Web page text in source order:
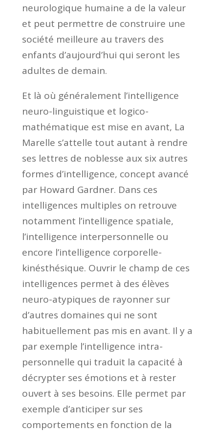
neurologique humaine a de la valeur
et peut permettre de construire une
société meilleure au travers des
enfants d’aujourd’hui qui seront les
adultes de demain.
Et là où généralement l’intelligence
neuro-linguistique et logico-
mathématique est mise en avant, La
Marelle s’attelle tout autant à rendre
ses lettres de noblesse aux six autres
formes d’intelligence, concept avancé
par Howard Gardner. Dans ces
intelligences multiples on retrouve
notamment l’intelligence spatiale,
l’intelligence interpersonnelle ou
encore l’intelligence corporelle-
kinésthésique. Ouvrir le champ de ces
intelligences permet à des élèves
neuro-atypiques de rayonner sur
d’autres domaines qui ne sont
habituellement pas mis en avant. Il y a
par exemple l’intelligence intra-
personnelle qui traduit la capacité à
décrypter ses émotions et à rester
ouvert à ses besoins. Elle permet par
exemple d’anticiper sur ses
comportements en fonction de la